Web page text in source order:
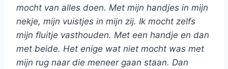
mocht van alles doen. Met mijn handjes in mijn
nekje, mijn vuistjes in mijn zij. Ik mocht zelfs
mijn fluitje vasthouden. Met een handje en dan
met beide. Het enige wat niet mocht was met
mijn rug naar die meneer gaan staan. Dan